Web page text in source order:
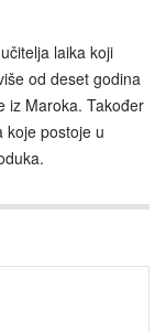
laika koji
od deset godina
iz Maroka. Također
koje postoje u